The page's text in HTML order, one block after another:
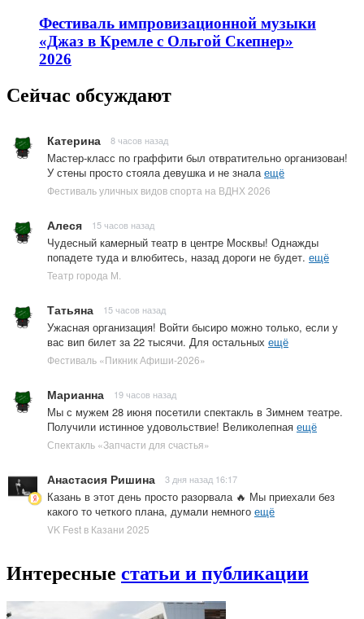
Фестиваль импровизационной музыки
«Джаз в Кремле с Ольгой Скепнер»
2026
Сейчас обсуждают
Катерина 8 часов назад
Мастер-класс по граффити был отвратительно организован!
У стены просто стояла девушка и не зналаещё
Фестиваль уличных видов спорта на ВДНХ 2026
Алеся 15 часов назад
Чудесный камерный театр в центре Москвы! Однажды
попадете туда и влюбитесь, назад дороги не будет. ещё
Театр города М.
Татьяна 15 часов назад
Ужасная организация! Войти бысиро можно только, если у
вас вип билет за 22 тысячи. Для остальных ещё
Фестиваль «Пикник Афиши-2026»
Марианна 19 часов назад
Мы с мужем 28 июня посетили спектакль в Зимнем театре.
Получили истинное удовольствие! Великолепная ещё
Спектакль «Запчасти для счастья»
Анастасия Ришина 3 дня назад 16:17
Казань в этот день просто разорвала 🔥 Мы приехали без
какого то четкого плана, думали немного ещё
VK Fest в Казани 2025
Интересные статьи и публикации